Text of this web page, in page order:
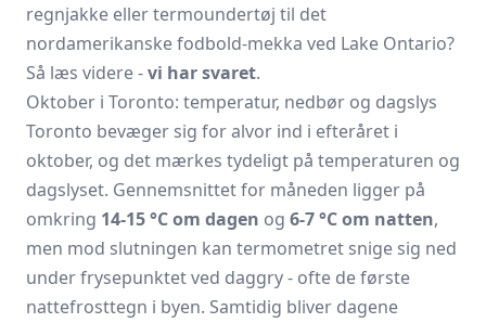
regnjakke eller termoundertøj til det
nordamerikanske fodbold-mekka ved Lake Ontario?
Så læs videre -vi har svaret.
Oktober i Toronto: temperatur, nedbør og dagslys
Toronto bevæger sig for alvor ind i efteråret i
oktober, og det mærkes tydeligt på temperaturen og
dagslyset. Gennemsnittet for måneden ligger på
omkring 14-15 °C om dagen og 6-7 °C om natten,
men mod slutningen kan termometret snige sig ned
under frysepunktet ved daggry - ofte de første
nattefrosttegn i byen. Samtidig bliver dagene